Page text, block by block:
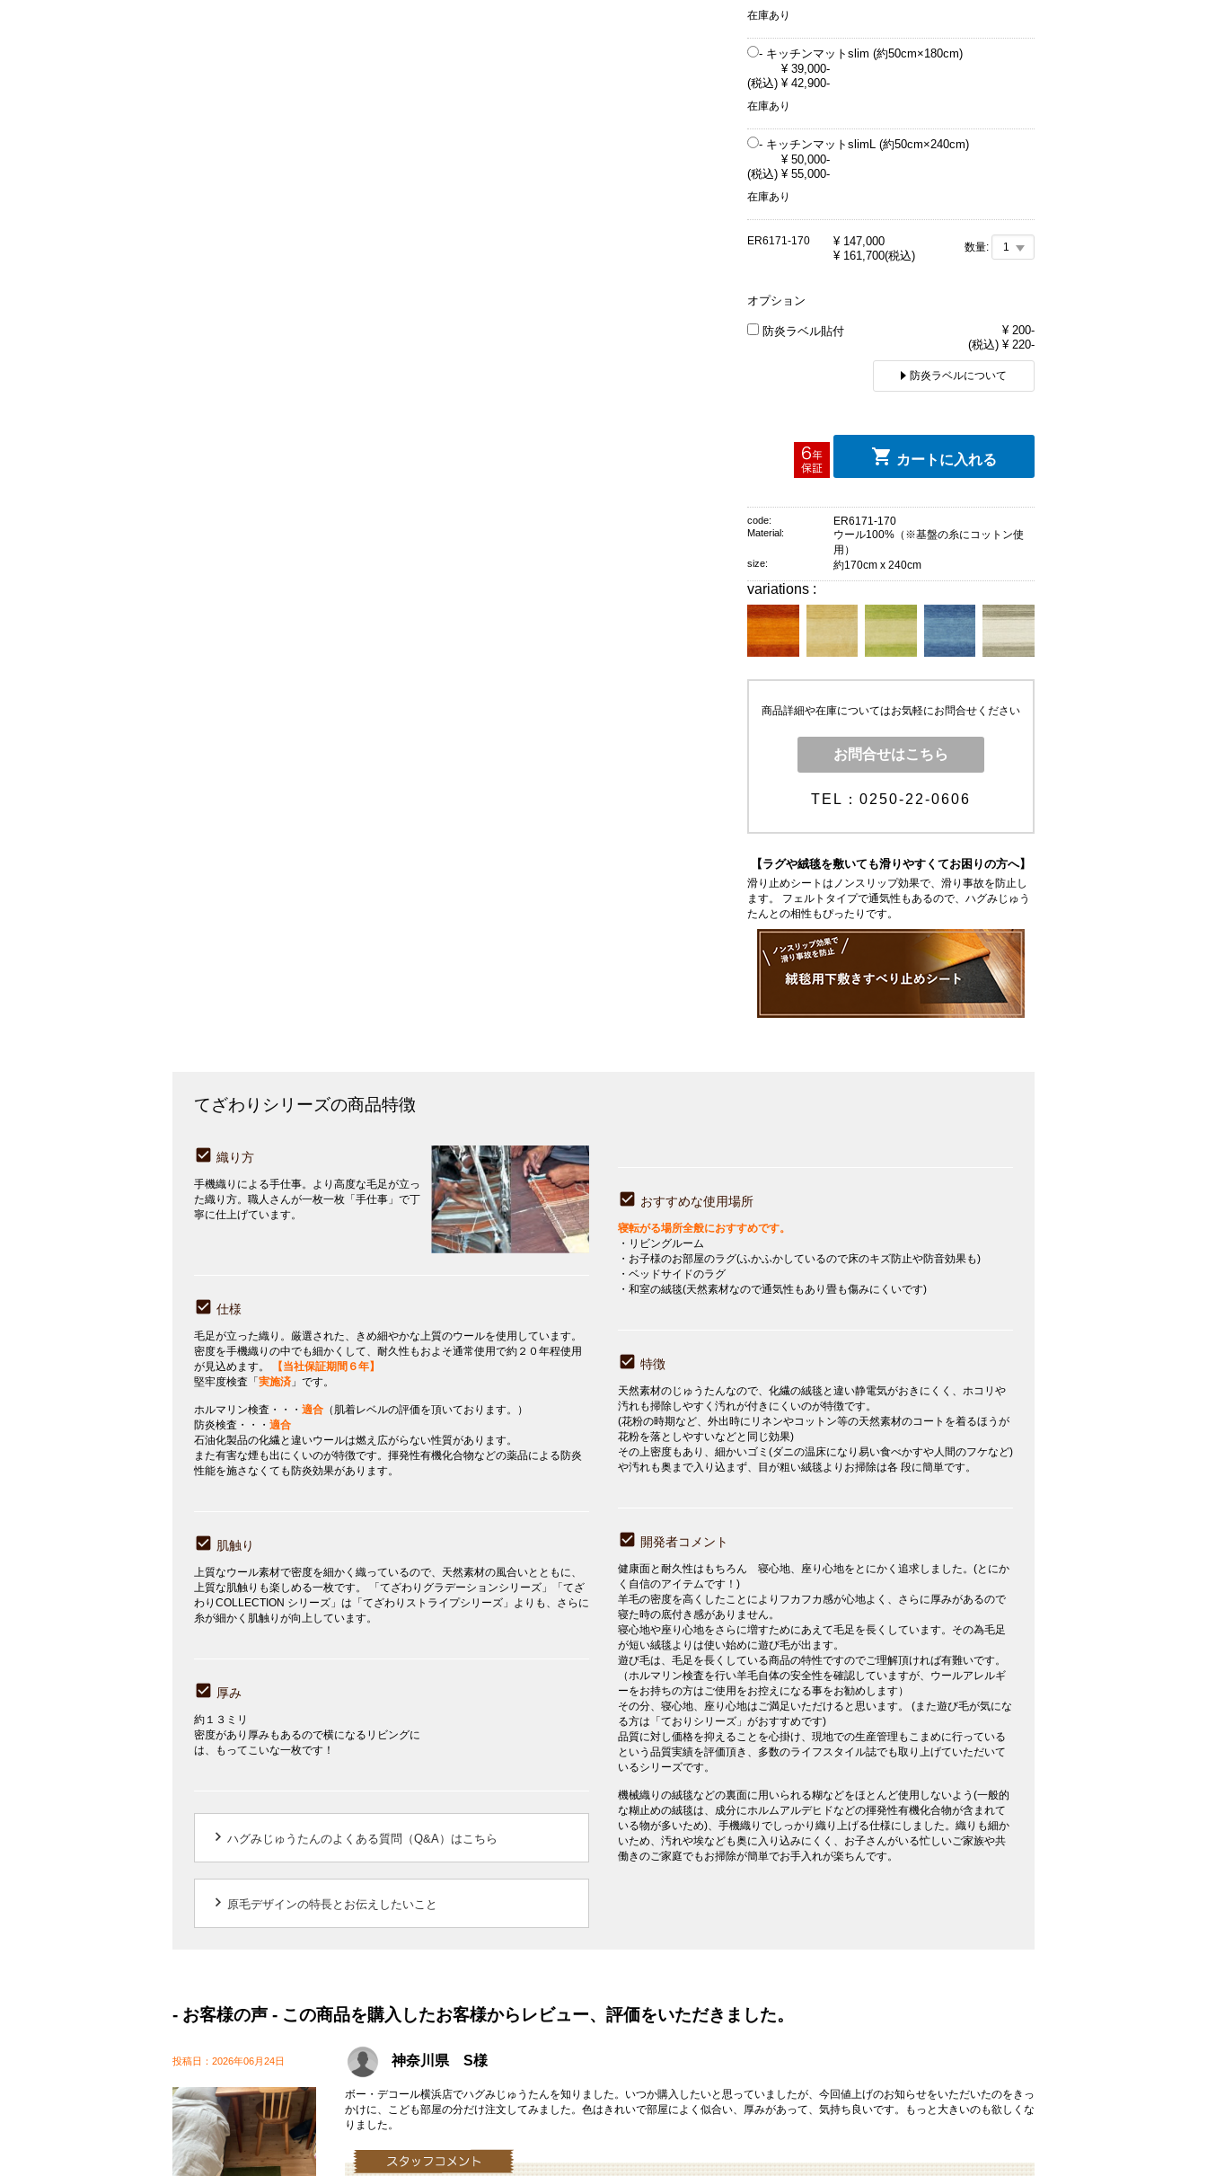
在庫あり
- キッチンマットslim (約50cm×180cm)
¥ 39,000-
(税込) ¥ 42,900-
在庫あり
- キッチンマットslimL (約50cm×240cm)
¥ 50,000-
(税込) ¥ 55,000-
在庫あり
ER6171-170 ¥ 147,000
¥ 161,700(税込)
数量:
オプション
防炎ラベル貼付
¥ 200-
(税込) ¥ 220-
防炎ラベルについて
カートに入れる
code: ER6171-170
Material:
ウール100%（※基盤の糸にコットン使
用）
size: 約170cm x 240cm
variations :
商品詳細や在庫についてはお気軽にお問合せください
お問合せはこちら
TEL：0250-22-0606
【ラグや絨毯を敷いても滑りやすくてお困りの方へ】
滑り止めシートはノンスリップ効果で、滑り事故を防止し
ます。 フェルトタイプで通気性もあるので、ハグみじゅう
たんとの相性もぴったりです。
てざわりシリーズの商品特徴
織り方
手機織りによる手仕事。より高度な毛足が立っ
た織り方。職人さんが一枚一枚「手仕事」で丁
寧に仕上げています。
仕様
毛足が立った織り。厳選された、きめ細やかな上質のウールを使用しています。
密度を手機織りの中でも細かくして、耐久性もおよそ通常使用で約２０年程使用
が見込めます。
【当社保証期間６年】
堅牢度検査「 実施済 」です。
ホルマリン検査・・・ 適合 （肌着レベルの評価を頂いております。）
防炎検査・・・ 適合
石油化製品の化繊と違いウールは燃え広がらない性質があります。
また有害な煙も出にくいのが特徴です。揮発性有機化合物などの薬品による防炎
性能を施さなくても防炎効果があります。
肌触り
上質なウール素材で密度を細かく織っているので、天然素材の風合いとともに、
上質な肌触りも楽しめる一枚です。 「てざわりグラデーションシリーズ」「てざ
わりCOLLECTION シリーズ」は「てざわりストライプシリーズ」よりも、さらに
糸が細かく肌触りが向上しています。
厚み
約１３ミリ
密度があり厚みもあるので横になるリビングに
は、もってこいな一枚です！
keyboard_arrow_right ハグみじゅうたんのよくある質問（Q&A）はこちら
keyboard_arrow_right 原毛デザインの特長とお伝えしたいこと
おすすめな使用場所
寝転がる場所全般におすすめです。
・リビングルーム
・お子様のお部屋のラグ(ふかふかしているので床のキズ防止や防音効果も)
・ベッドサイドのラグ
・和室の絨毯(天然素材なので通気性もあり畳も傷みにくいです)
特徴
天然素材のじゅうたんなので、化繊の絨毯と違い静電気がおきにくく、ホコリや
汚れも掃除しやすく汚れが付きにくいのが特徴です。
(花粉の時期など、外出時にリネンやコットン等の天然素材のコートを着るほうが
花粉を落としやすいなどと同じ効果)
その上密度もあり、細かいゴミ(ダニの温床になり易い食べかすや人間のフケなど)
や汚れも奥まで入り込まず、目が粗い絨毯よりお掃除は各 段に簡単です。
開発者コメント
健康面と耐久性はもちろん 寝心地、座り心地をとにかく追求しました。(とにか
く自信のアイテムです！)
羊毛の密度を高くしたことによりフカフカ感が心地よく、さらに厚みがあるので
寝た時の底付き感がありません。
寝心地や座り心地をさらに増すためにあえて毛足を長くしています。その為毛足
が短い絨毯よりは使い始めに遊び毛が出ます。
遊び毛は、毛足を長くしている商品の特性ですのでご理解頂ければ有難いです。
（ホルマリン検査を行い羊毛自体の安全性を確認していますが、ウールアレルギ
ーをお持ちの方はご使用をお控えになる事をお勧めします）
その分、寝心地、座り心地はご満足いただけると思います。 (また遊び毛が気にな
る方は「ておりシリーズ」がおすすめです)
品質に対し価格を抑えることを心掛け、現地での生産管理もこまめに行っている
という品質実績を評価頂き、多数のライフスタイル誌でも取り上げていただいて
いるシリーズです。
機械織りの絨毯などの裏面に用いられる糊などをほとんど使用しないよう(一般的
な糊止めの絨毯は、成分にホルムアルデヒドなどの揮発性有機化合物が含まれて
いる物が多いため)、手機織りでしっかり織り上げる仕様にしました。織りも細か
いため、汚れや埃なども奥に入り込みにくく、お子さんがいる忙しいご家族や共
働きのご家庭でもお掃除が簡単でお手入れが楽ちんです。
- お客様の声 - この商品を購入したお客様からレビュー、評価をいただきました。
投稿日：2026年06月24日 神奈川県 S様
ボー・デコール横浜店でハグみじゅうたんを知りました。いつか購入したいと思っていましたが、今回値上げのお知らせをいただいたのをきっ
かけに、こども部屋の分だけ注文してみました。色はきれいで部屋によく似合い、厚みがあって、気持ち良いです。もっと大きいのも欲しくな
りました。